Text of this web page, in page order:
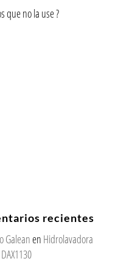
que no la use ?
recientes
Galeanen Hidrolavadora